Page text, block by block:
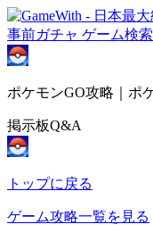
事前ガチャ ゲーム検索
ポケモンGO攻略｜ポ
掲示板Q&A
トップに戻る
ゲーム攻略一覧を見る